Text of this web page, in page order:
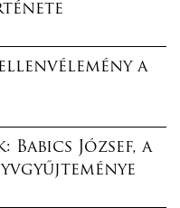
ellenvélemény a
József, a